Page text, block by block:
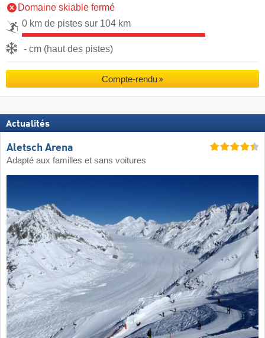
Domaine skiable fermé
0 km de pistes sur 104 km
- cm (haut des pistes)
Compte-rendu
Actualités
Aletsch Arena
Adapté aux familles et sans voitures